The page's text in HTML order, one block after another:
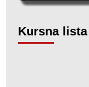
Kursna lista